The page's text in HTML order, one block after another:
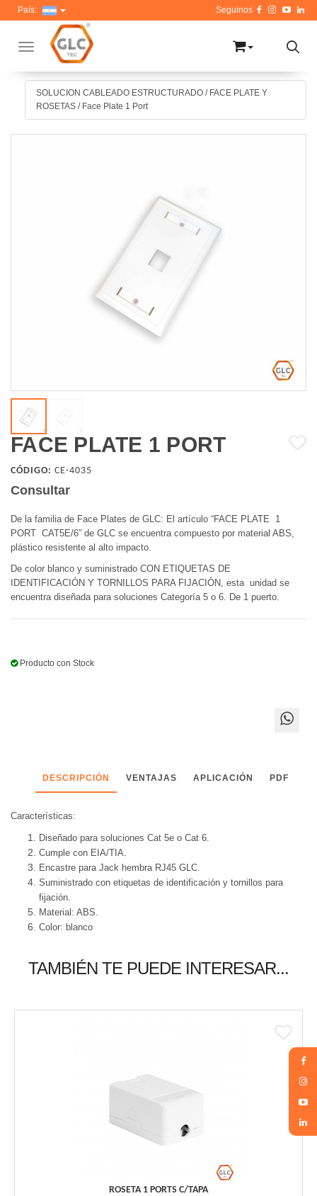
Toggle navigation
País:
SOLUCION CABLEADO ESTRUCTURADO / FACE PLATE Y
ROSETAS / Face Plate 1 Port
FACE PLATE 1 PORT
CÓDIGO: CE-4035
Consultar
De la familia de Face Plates de GLC: El artículo “FACE PLATE 1
PORT CAT5E/6” de GLC se encuentra compuesto por material ABS,
plástico resistente al alto impacto.
De color blanco y suministrado CON ETIQUETAS DE
IDENTIFICACIÓN Y TORNILLOS PARA FIJACIÓN, esta unidad se
encuentra diseñada para soluciones Categoría 5 o 6. De 1 puerto.
Producto con Stock
DESCRIPCIÓN VENTAJAS APLICACIÓN PDF
Características:
Diseñado para soluciones Cat 5e o Cat 6.
Cumple con EIA/TIA.
Encastre para Jack hembra RJ45 GLC.
Suministrado con etiquetas de identificación y tornillos para
fijación.
Material: ABS.
Color: blanco
TAMBIÉN TE PUEDE INTERESAR...
ROSETA 1 PORTS C/TAPA